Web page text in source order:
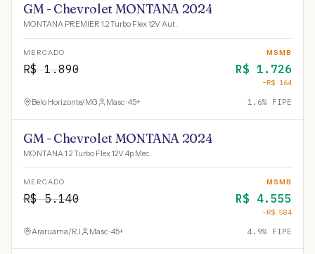
GM - Chevrolet MONTANA 2024
MONTANA PREMIER 1.2 Turbo Flex 12V Aut.
MERCADO
R$1.890
MSMB
R$ 1.726
−R$ 164
Belo Horizonte/MG Masc · 45+ 1.6% FIPE
GM - Chevrolet MONTANA 2024
MONTANA 1.2 Turbo Flex 12V 4p Mec.
MERCADO
R$5.140
MSMB
R$ 4.555
−R$ 584
Araruama/RJ Masc · 45+ 4.9% FIPE